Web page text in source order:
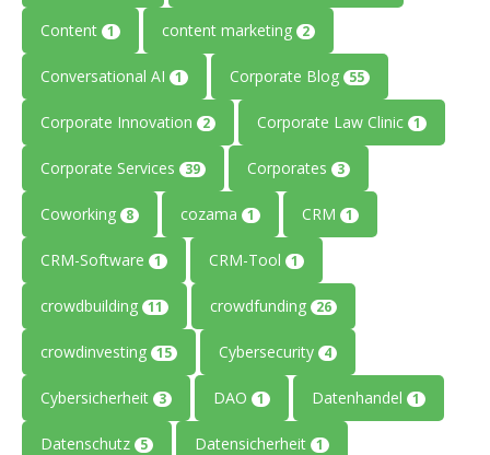
Content 1 content marketing 2
Conversational AI 1 Corporate Blog 55
Corporate Innovation 2 Corporate Law Clinic 1
Corporate Services 39 Corporates 3
Coworking 8 cozama 1 CRM 1
CRM-Software 1 CRM-Tool 1
crowdbuilding 11 crowdfunding 26
crowdinvesting 15 Cybersecurity 4
Cybersicherheit 3 DAO 1 Datenhandel 1
Datenschutz 5 Datensicherheit 1